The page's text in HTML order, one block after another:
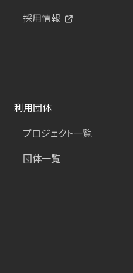
採用情報
利用団体
プロジェクト一覧
団体一覧